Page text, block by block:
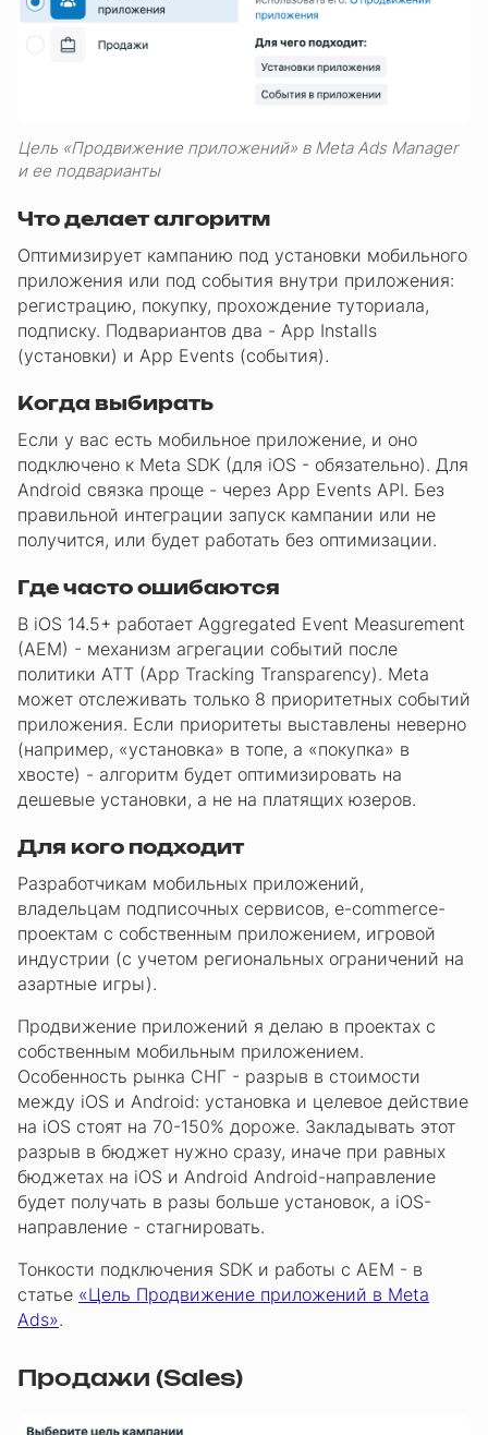
Цель «Продвижение приложений» в Meta Ads Manager
и ее подварианты
Что делает алгоритм
Оптимизирует кампанию под установки мобильного
приложения или под события внутри приложения:
регистрацию, покупку, прохождение туториала,
подписку. Подвариантов два - App Installs
(установки) и App Events (события).
Когда выбирать
Если у вас есть мобильное приложение, и оно
подключено к Meta SDK (для iOS - обязательно). Для
Android связка проще - через App Events API. Без
правильной интеграции запуск кампании или не
получится, или будет работать без оптимизации.
Где часто ошибаются
В iOS 14.5+ работает Aggregated Event Measurement
(AEM) - механизм агрегации событий после
политики ATT (App Tracking Transparency). Meta
может отслеживать только 8 приоритетных событий
приложения. Если приоритеты выставлены неверно
(например, «установка» в топе, а «покупка» в
хвосте) - алгоритм будет оптимизировать на
дешевые установки, а не на платящих юзеров.
Для кого подходит
Разработчикам мобильных приложений,
владельцам подписочных сервисов, e-commerce-
проектам с собственным приложением, игровой
индустрии (с учетом региональных ограничений на
азартные игры).
Продвижение приложений я делаю в проектах с
собственным мобильным приложением.
Особенность рынка СНГ - разрыв в стоимости
между iOS и Android: установка и целевое действие
на iOS стоят на 70-150% дороже. Закладывать этот
разрыв в бюджет нужно сразу, иначе при равных
бюджетах на iOS и Android Android-направление
будет получать в разы больше установок, а iOS-
направление - стагнировать.
Тонкости подключения SDK и работы с AEM - в
статье «Цель Продвижение приложений в Meta
Ads».
Продажи (Sales)